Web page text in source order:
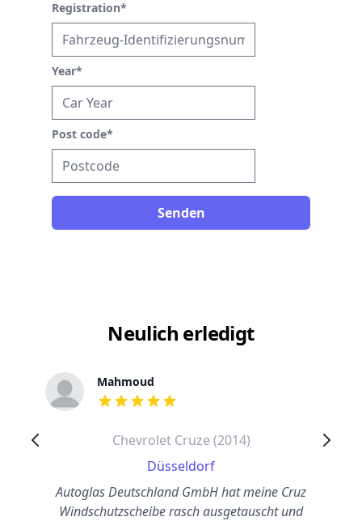
Registration*
Year*
Post code*
Senden
Neulich erledigt
Mahmoud
out of 5 stars
Chevrolet Cruze (2014)
Düsseldorf
Autoglas Deutschland GmbH hat meine Cruz
Windschutzscheibe rasch ausgetauscht und